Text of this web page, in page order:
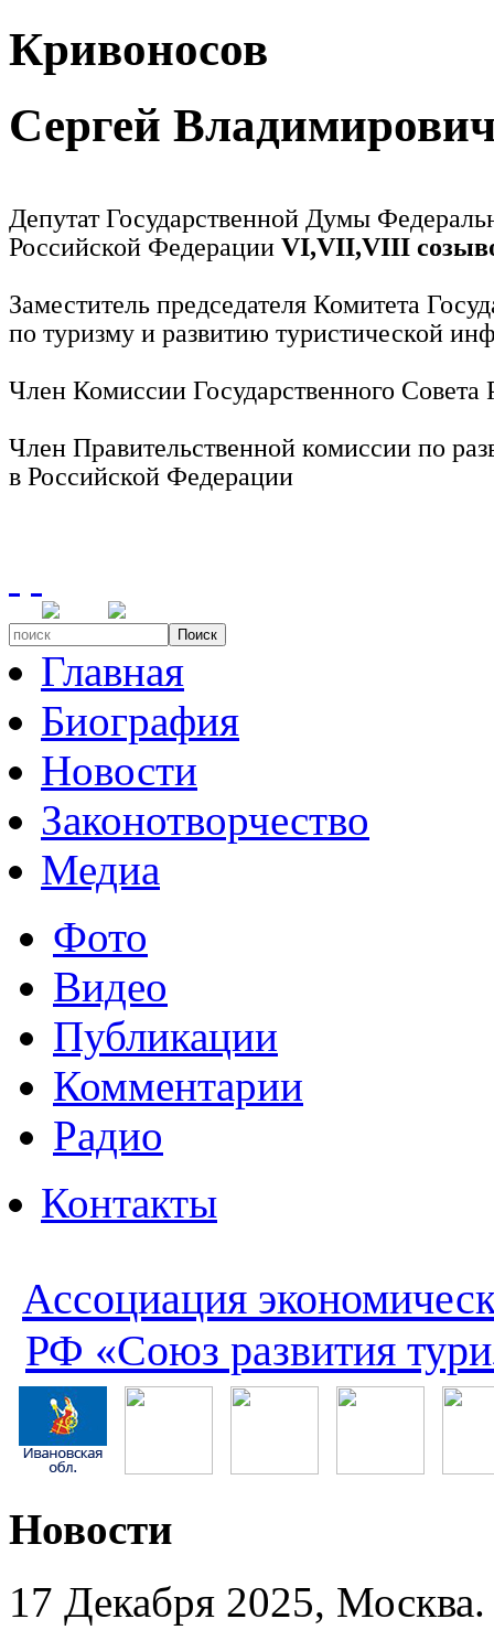
Кривоносов
Сергей
Депутат Государственной Думы
Российской Федерации VI,VII,VIII
Заместитель председателя Комитета
по туризму и развитию туристической
Член Комиссии Государственного
Член Правительственной комиссии по
в Российской Федерации
Поиск
Главная
Биография
Новости
Законотворчество
Медиа
Фото
Видео
Публикации
Комментарии
Радио
Контакты
Ассоциация
РФ «Союз развития
Новости
17 Декабря 2025,